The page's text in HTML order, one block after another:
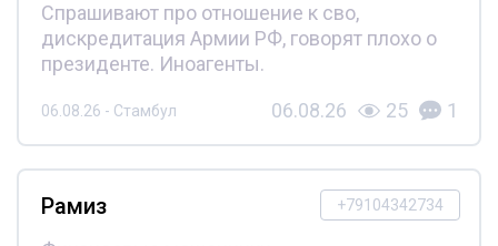
Спрашивают про отношение к сво,
дискредитация Армии РФ, говорят плохо о
президенте. Иноагенты.
06.08.26 - Стамбул 06.08.26 25 1
+79104342734
Рамиз